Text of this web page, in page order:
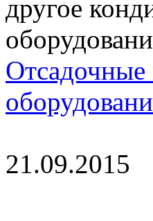
Отсадочные
21.09.2015